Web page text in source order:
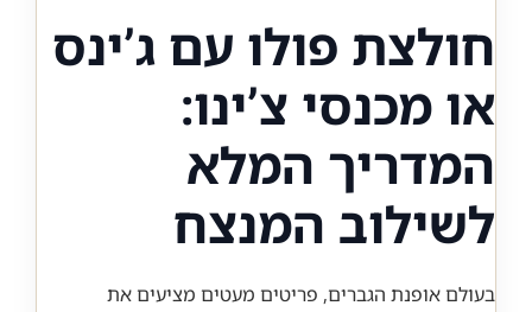
חולצת פולו עם ג’ינס
או מכנסי צ’ינו:
המדריך המלא
לשילוב המנצח
בעולם אופנת הגברים, פריטים מעטים מציעים את